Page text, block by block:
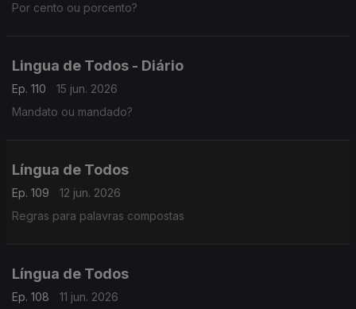
Por cento ou porcento?
Lingua de Todos - Diário
Ep. 110
15 jun. 2026
Mandato ou mandado?
Língua de Todos
Ep. 109
12 jun. 2026
Regras para palavras compostas
Língua de Todos
Ep. 108
11 jun. 2026